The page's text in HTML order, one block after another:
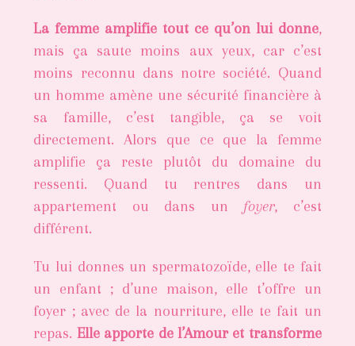
La femme amplifie tout ce qu’on lui donne,
mais ça saute moins aux yeux, car c’est
moins reconnu dans notre société. Quand
un homme amène une sécurité financière à
sa famille, c’est tangible, ça se voit
directement. Alors que ce que la femme
amplifie ça reste plutôt du domaine du
ressenti. Quand tu rentres dans un
appartement ou dans un foyer, c’est
différent.
Tu lui donnes un spermatozoïde, elle te fait
un enfant ; d’une maison, elle t’offre un
foyer ; avec de la nourriture, elle te fait un
repas. Elle apporte de l’Amour et transforme